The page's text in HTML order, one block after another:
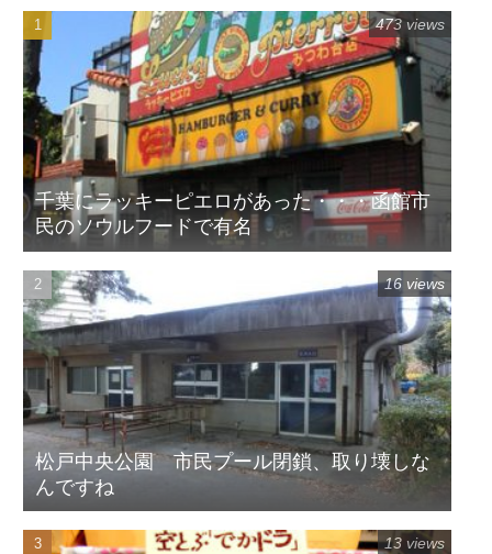
千葉にラッキーピエロがあった・・・函館市
民のソウルフードで有名
473 views
松戸中央公園 市民プール閉鎖、取り壊しな
んですね
16 views
13 views